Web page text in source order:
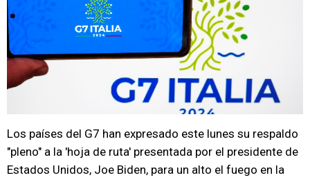
Los países del G7 han expresado este lunes su respaldo
"pleno" a la 'hoja de ruta' presentada por el presidente de
Estados Unidos, Joe Biden, para un alto el fuego en la